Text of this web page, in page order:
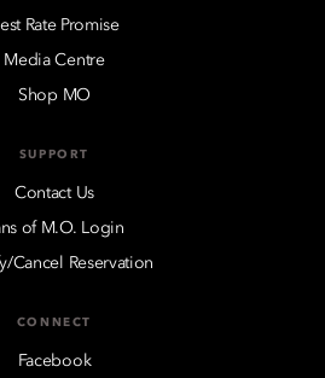
Rate Promise
Media Centre
Shop MO
SUPPORT
Contact Us
of M.O. Login
Cancel Reservation
CONNECT
Facebook